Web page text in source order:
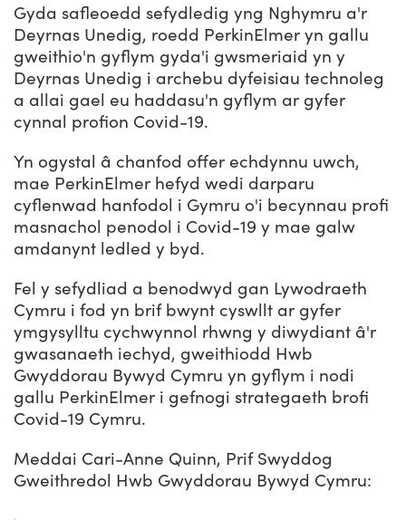
Gyda safleoedd sefydledig yng Nghymru a'r
Deyrnas Unedig, roedd PerkinElmer yn gallu
gweithio'n gyflym gyda'i gwsmeriaid yn y
Deyrnas Unedig i archebu dyfeisiau technoleg
a allai gael eu haddasu'n gyflym ar gyfer
cynnal profion Covid-19.
Yn ogystal â chanfod offer echdynnu uwch,
mae PerkinElmer hefyd wedi darparu
cyflenwad hanfodol i Gymru o'i becynnau profi
masnachol penodol i Covid-19 y mae galw
amdanynt ledled y byd.
Fel y sefydliad a benodwyd gan Lywodraeth
Cymru i fod yn brif bwynt cyswllt ar gyfer
ymgysylltu cychwynnol rhwng y diwydiant â'r
gwasanaeth iechyd, gweithiodd Hwb
Gwyddorau Bywyd Cymru yn gyflym i nodi
gallu PerkinElmer i gefnogi strategaeth brofi
Covid-19 Cymru.
Meddai Cari-Anne Quinn, Prif Swyddog
Gweithredol Hwb Gwyddorau Bywyd Cymru: